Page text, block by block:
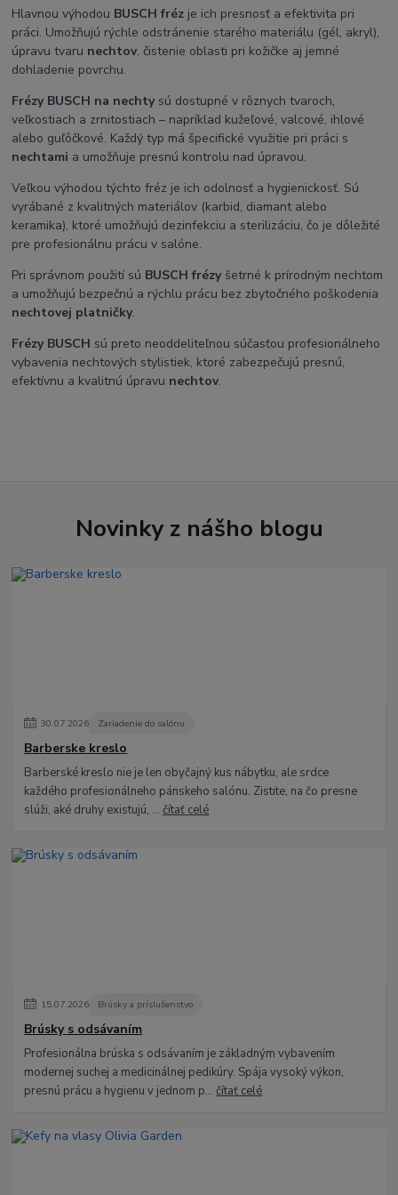
Hlavnou výhodou BUSCH fréz je ich presnosť a efektivita pri
práci. Umožňujú rýchle odstránenie starého materiálu (gél, akryl),
úpravu tvaru nechtov, čistenie oblasti pri kožičke aj jemné
dohladenie povrchu.
Frézy BUSCH na nechty sú dostupné v rôznych tvaroch,
veľkostiach a zrnitostiach – napríklad kužeľové, valcové, ihlové
alebo guľôčkové. Každý typ má špecifické využitie pri práci s
nechtami a umožňuje presnú kontrolu nad úpravou.
Veľkou výhodou týchto fréz je ich odolnosť a hygienickosť. Sú
vyrábané z kvalitných materiálov (karbid, diamant alebo
keramika), ktoré umožňujú dezinfekciu a sterilizáciu, čo je dôležité
pre profesionálnu prácu v salóne.
Pri správnom použití sú BUSCH frézy šetrné k prírodným nechtom
a umožňujú bezpečnú a rýchlu prácu bez zbytočného poškodenia
nechtovej platničky.
Frézy BUSCH sú preto neoddeliteľnou súčasťou profesionálneho
vybavenia nechtových stylistiek, ktoré zabezpečujú presnú,
efektívnu a kvalitnú úpravu nechtov.
Novinky z nášho blogu
30.07.2026 Zariadenie do salónu
Barberske kreslo
Barberské kreslo nie je len obyčajný kus nábytku, ale srdce
každého profesionálneho pánskeho salónu. Zistite, na čo presne
slúži, aké druhy existujú, ...čítať celé
15.07.2026 Brúsky a príslušenstvo
Brúsky s odsávaním
Profesionálna brúska s odsávaním je základným vybavením
modernej suchej a medicinálnej pedikúry. Spája vysoký výkon,
presnú prácu a hygienu v jednom p...čítať celé